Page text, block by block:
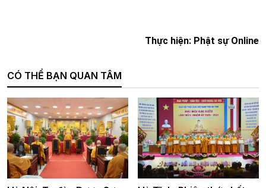
Thực hiện: Phật sự Online
CÓ THỂ BẠN QUAN TÂM